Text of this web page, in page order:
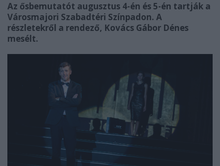
Az ősbemutatót augusztus 4-én és 5-én tartják a
Városmajori Szabadtéri Színpadon. A
részletekről a rendező, Kovács Gábor Dénes
mesélt.